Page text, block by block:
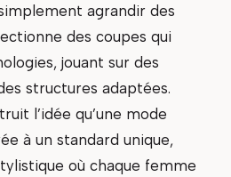
agrandir des
des coupes qui
jouant sur des
structures adaptées.
l’idée qu’une mode
à un standard unique,
où chaque femme